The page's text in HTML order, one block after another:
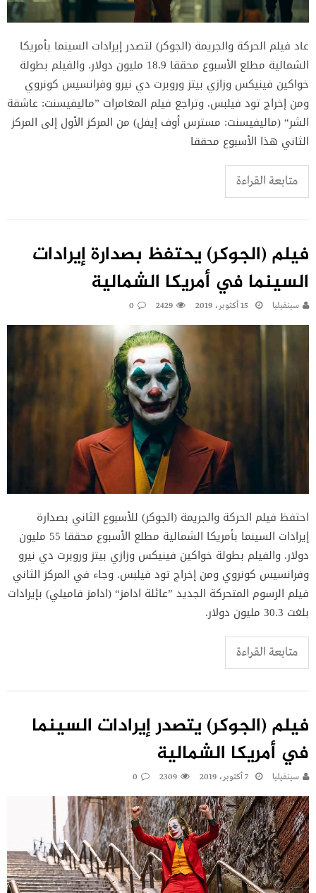
عاد فيلم الحركة والجريمة (الجوكر) لتصدر إيرادات السينما بأمريكا
الشمالية مطلع الأسبوع محققا 18.9 مليون دولار. والفيلم بطولة
خواكين فينيكس وزازي بيتز وروبرت دي نيرو وفرانسيس كونروي
ومن إخراج تود فيلبس. وتراجع فيلم المغامرات ”ماليفيسنت: عاشقة
الشر“ (ماليفيسنت: مسترس أوف إيفل) من المركز الأول إلى المركز
الثاني هذا الأسبوع محققا
متابعة القراءة
فيلم (الجوكر) يحتفظ بصدارة إيرادات
السينما في أمريكا الشمالية
سينفيليا 15 أكتوبر، 2019 2429
0
احتفظ فيلم الحركة والجريمة (الجوكر) للأسبوع الثاني بصدارة
إيرادات السينما بأمريكا الشمالية مطلع الأسبوع محققا 55 مليون
دولار. والفيلم بطولة خواكين فينيكس وزازي بيتز وروبرت دي نيرو
وفرانسيس كونروي ومن إخراج تود فيلبس. وجاء في المركز الثاني
فيلم الرسوم المتحركة الجديد ”عائلة ادامز“ (ادامز فاميلي) بإيرادات
بلغت 30.3 مليون دولار.
متابعة القراءة
فيلم (الجوكر) يتصدر إيرادات السينما
في أمريكا الشمالية
سينفيليا 7 أكتوبر، 2019 2309
0